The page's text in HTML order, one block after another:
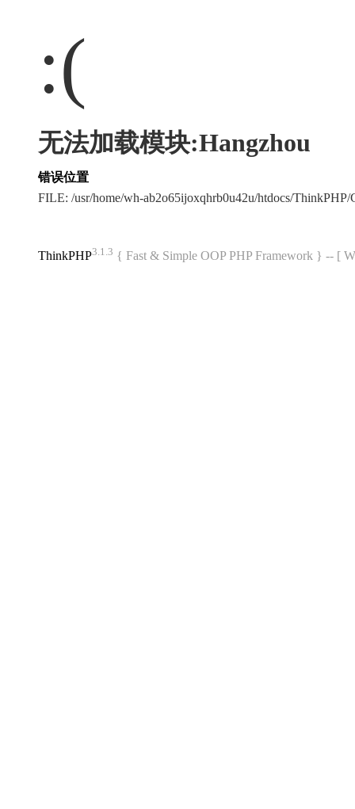
:(
无法加载模块:Hangzhou
错误位置
FILE: /usr/home/wh-ab2o65ijoxqhrb0u42u/htdocs/
ThinkPHP3.1.3 { Fast & Simple OOP PHP Framework } -- [